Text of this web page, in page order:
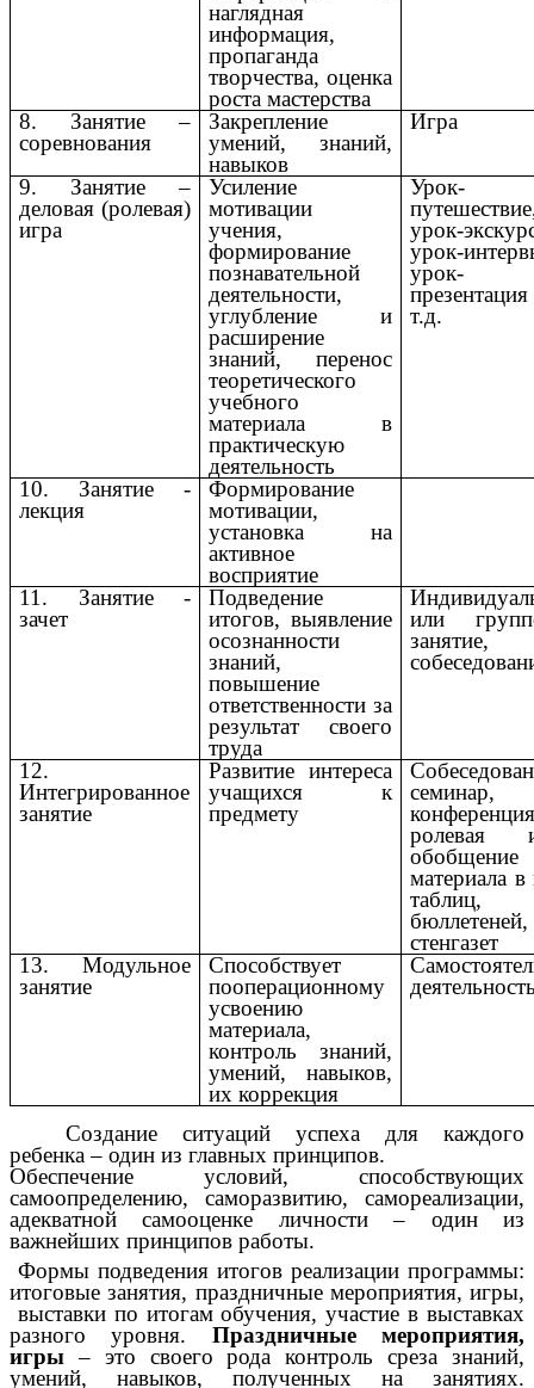
наглядная
информация,
пропаганда
творчества, оценка
роста мастерства
8. Занятие –
соревнования
Закрепление
умений, знаний,
навыков
Игра
9. Занятие –
деловая (ролевая)
игра
Усиление
мотивации
учения,
формирование
познавательной
деятельности,
углубление и
расширение
знаний, перенос
теоретического
учебного
материала в
практическую
деятельность
Урок-
урок-
урок-
урок-
т.д.
10. Занятие -
лекция
Формирование
мотивации,
установка на
активное
восприятие
11. Занятие -
зачет
Подведение
итогов, выявление
осознанности
знаний,
повышение
ответственности за
результат своего
труда
или
занятие,
12.
Интегрированное
занятие
Развитие интереса
учащихся к
предмету
семинар,
ролевая
обобщение
материала в
таблиц,
бюллетеней,
стенгазет
13. Модульное
занятие
Способствует
пооперационному
усвоению
материала,
контроль знаний,
умений, навыков,
их коррекция
Создание ситуаций успеха для каждого
ребенка – один из главных принципов.
Обеспечение условий, способствующих
самоопределению, саморазвитию, самореализации,
адекватной самооценке личности – один из
важнейших принципов работы.
Формы подведения итогов реализации программы:
итоговые занятия, праздничные мероприятия, игры,
выставки по итогам обучения, участие в выставках
разного уровня. Праздничные мероприятия,
игры – это своего рода контроль среза знаний,
умений, навыков, полученных на занятиях.